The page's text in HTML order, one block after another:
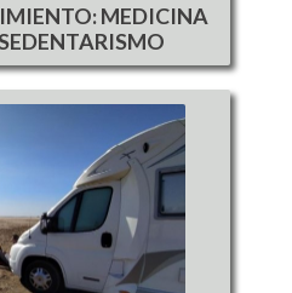
MEDICINA